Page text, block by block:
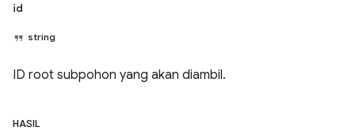
id
string
ID root subpohon yang akan diambil.
HASIL